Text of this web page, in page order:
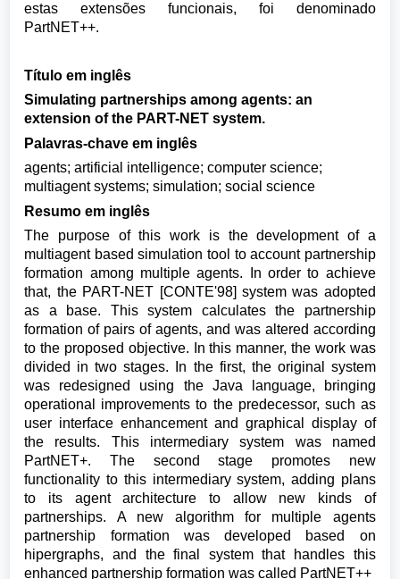
estas extensões funcionais, foi denominado
PartNET++.
Título em inglês
Simulating partnerships among agents: an
extension of the PART-NET system.
Palavras-chave em inglês
agents; artificial intelligence; computer science;
multiagent systems; simulation; social science
Resumo em inglês
The purpose of this work is the development of a
multiagent based simulation tool to account partnership
formation among multiple agents. In order to achieve
that, the PART-NET [CONTE'98] system was adopted
as a base. This system calculates the partnership
formation of pairs of agents, and was altered according
to the proposed objective. In this manner, the work was
divided in two stages. In the first, the original system
was redesigned using the Java language, bringing
operational improvements to the predecessor, such as
user interface enhancement and graphical display of
the results. This intermediary system was named
PartNET+. The second stage promotes new
functionality to this intermediary system, adding plans
to its agent architecture to allow new kinds of
partnerships. A new algorithm for multiple agents
partnership formation was developed based on
hipergraphs, and the final system that handles this
enhanced partnership formation was called PartNET++